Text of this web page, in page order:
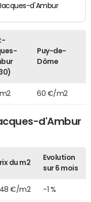
d'Ambur
Puy-de-
Dôme
60 €/m2
d'Ambur
du m2
Evolution
sur 6 mois
€/m2 -1 %